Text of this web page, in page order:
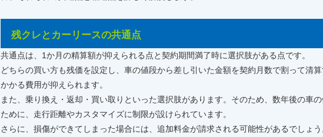
残クレとカーリースの共通点
共通点は、1か月の精算額が抑えられる点と契約期間満了時に選択肢がある点です。
どちらの買い方も残価を設定し、車の値段から差し引いた金額を契約月数で割って清
かかる費用が抑えられます。
また、乗り換え・返却・買い取りといった選択肢があります。そのため、数年後の車
ために、走行距離やカスタマイズに制限が設けられています。
さらに、損傷ができてしまった場合には、追加料金が請求される可能性があるでしょう